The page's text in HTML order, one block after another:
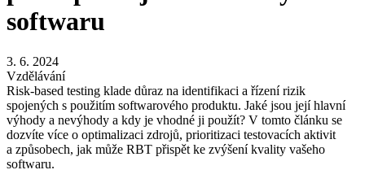
softwaru
3. 6. 2024
Vzdělávání
Risk-based testing klade důraz na identifikaci a řízení rizik
spojených s použitím softwarového produktu. Jaké jsou její hlavní
výhody a nevýhody a kdy je vhodné ji použít? V tomto článku se
dozvíte více o optimalizaci zdrojů, prioritizaci testovacích aktivit
a způsobech, jak může RBT přispět ke zvýšení kvality vašeho
softwaru.